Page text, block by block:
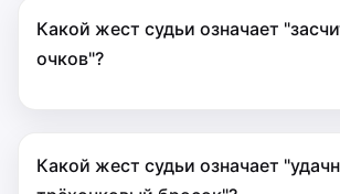
Какой жест судьи означает
очков"?
Какой жест судьи означает